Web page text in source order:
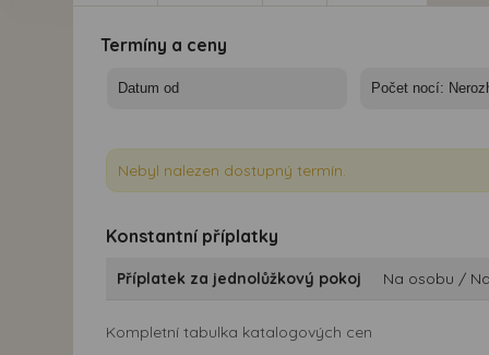
Termíny a ceny
Nebyl nalezen dostupný termín.
Konstantní příplatky
Příplatek za jednolůžkový pokoj Na osobu /
Kompletní tabulka katalogových cen